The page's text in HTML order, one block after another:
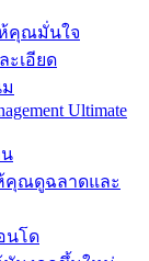
ห้คุณมั่นใจ
เอียด
Ultimate
น
คุณดูฉลาดและ
นโด